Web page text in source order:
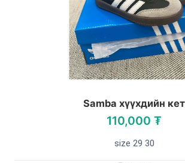
Samba хүүхдийн кет
110,000 ₮
size 29 30